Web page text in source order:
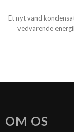
Et nyt vand
vedvarende
OM OS